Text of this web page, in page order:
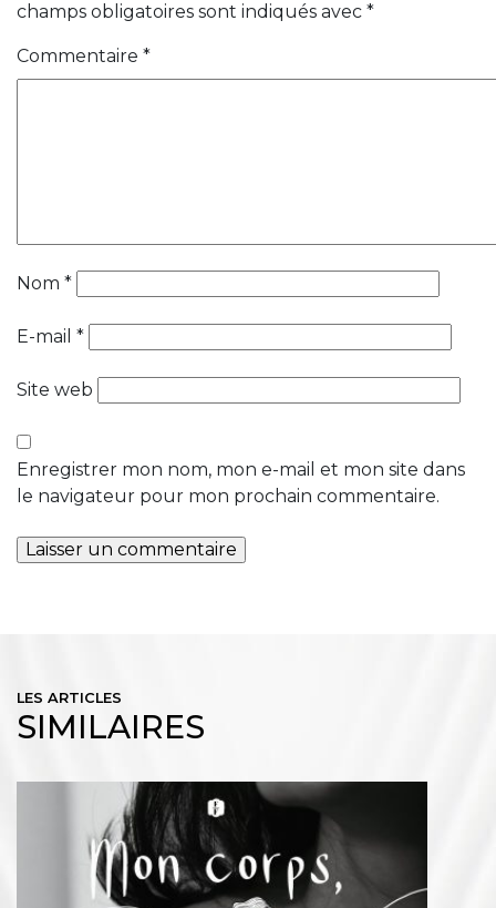
champs obligatoires sont indiqués avec *
Commentaire *
Nom *
E-mail *
Site web
Enregistrer mon nom, mon e-mail et mon site dans
le navigateur pour mon prochain commentaire.
LES ARTICLES
SIMILAIRES